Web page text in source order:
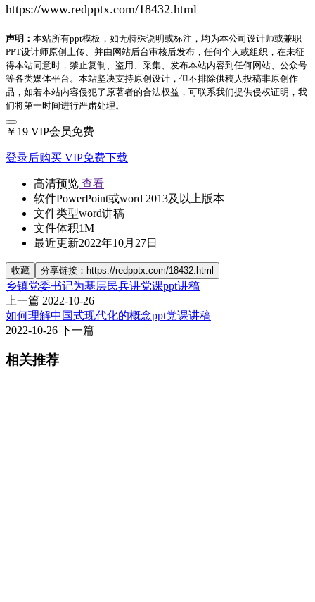
https://www.redpptx.com/18432.html
声明： 本站所有ppt模板，如无特殊说明或标注，均为本公司设计师或兼职
PPT设计师原创上传、并由网站后台审核后发布，任何个人或组织，在未征
得本站同意时，禁止复制、盗用、采集、发布本站内容到任何网站、公众号
等各类媒体平台。本站坚决支持原创设计，但不排除供稿人投稿非原创作
品，如若本站内容侵犯了原著者的合法权益，可联系我们提供侵权证明，我
们将第一时间进行严肃处理。
￥19 VIP会员免费
登录后购买 VIP免费下载
高清预览 查看
软件PowerPoint或word 2013及以上版本
文件类型word讲稿
文件体积1M
最近更新2022年10月27日
收藏 分享链接：https://redpptx.com/18432.html
乡镇党委书记为基层民兵讲党课ppt讲稿
上一篇 2022-10-26
如何理解中国式现代化的概念ppt党课讲稿
2022-10-26 下一篇
相关推荐